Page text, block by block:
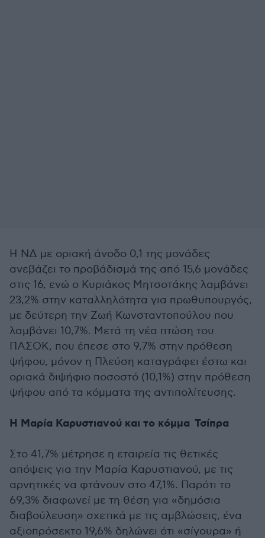
Η ΝΔ με οριακή άνοδο 0,1 της μονάδες
ανεβάζει το προβάδισμά της από 15,6 μονάδες
στις 16, ενώ ο Κυριάκος Μητσοτάκης λαμβάνει
23,2% στην καταλληλότητα για πρωθυπουργός,
με δεύτερη την Ζωή Κωνσταντοπούλου που
λαμβάνει 10,7%. Μετά τη νέα πτώση του
ΠΑΣΟΚ, που έπεσε στο 9,7% στην πρόθεση
ψήφου, μόνον η Πλεύση καταγράφει έστω και
οριακά διψήφιο ποσοστό (10,1%) στην πρόθεση
ψήφου από τα κόμματα της αντιπολίτευσης.
H Μαρία Καρυστιανού και το κόμμα Τσίπρα
Στο 41,7% μέτρησε η εταιρεία τις θετικές
απόψεις για την Μαρία Καρυστιανού, με τις
αρνητικές να φτάνουν στο 47,1%. Παρότι το
69,3% διαφωνεί με τη θέση για «δημόσια
διαβούλευση» σχετικά με τις αμβλώσεις, ένα
αξιοπρόσεκτο 19,6% δηλώνει ότι «σίγουρα» ή